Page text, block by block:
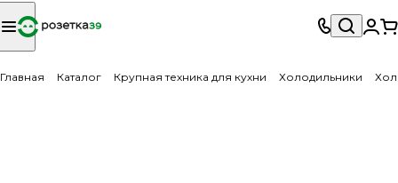
Главная Каталог Крупная техника для кухни Холодильники